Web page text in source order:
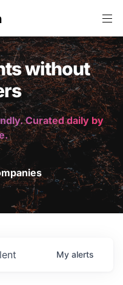
without
Curated daily by
My alerts